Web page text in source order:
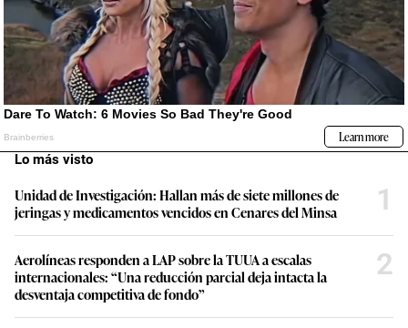
Lo más visto
Unidad de Investigación: Hallan más de siete millones de
jeringas y medicamentos vencidos en Cenares del Minsa
1
Aerolíneas responden a LAP sobre la TUUA a escalas
internacionales: “Una reducción parcial deja intacta la
desventaja competitiva de fondo”
2